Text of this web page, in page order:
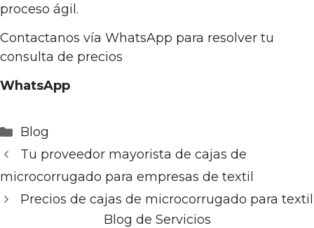
proceso ágil.
Contactanos vía WhatsApp para resolver tu
consulta de precios
WhatsApp
Categorías
Blog
Tu proveedor mayorista de cajas de
microcorrugado para empresas de textil
Precios de cajas de microcorrugado para textil
Blog de Servicios